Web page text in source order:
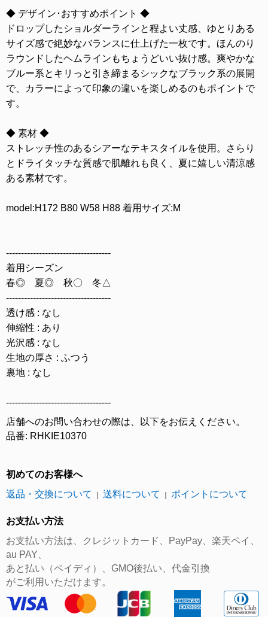
◆ デザイン･おすすめポイント ◆
ドロップしたショルダーラインと程よい丈感、ゆとりある
サイズ感で絶妙なバランスに仕上げた一枚です。ほんのり
ラウンドしたヘムラインもちょうどいい抜け感。爽やかな
ブルー系とキリっと引き締まるシックなブラック系の展開
で、カラーによって印象の違いを楽しめるのもポイントで
す。
◆ 素材 ◆
ストレッチ性のあるシアーなテキスタイルを使用。さらり
とドライタッチな質感で肌離れも良く、夏に嬉しい清涼感
ある素材です。
model:H172 B80 W58 H88 着用サイズ:M
-----------------------------------
着用シーズン
春◎ 夏◎ 秋〇 冬△
-----------------------------------
透け感 : なし
伸縮性 : あり
光沢感 : なし
生地の厚さ : ふつう
裏地 : なし
-----------------------------------
店舗へのお問い合わせの際は、以下をお伝えください。
品番: RHKIE10370
初めてのお客様へ
返品・交換について
｜ 送料について ｜ ポイントについて
お支払い方法
お支払い方法は、クレジットカード、PayPay、楽天ペイ、
au PAY、
あと払い（ペイディ）、GMO後払い、代金引換
がご利用いただけます。